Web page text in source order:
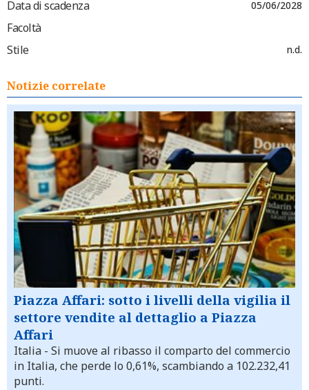
Data di scadenza 05/06/2028
Facoltà
Stile
n.d.
Notizie correlate
Piazza Affari: sotto i livelli della vigilia il
settore vendite al dettaglio a Piazza
Affari
Italia - Si muove al ribasso il comparto del commercio
in Italia, che perde lo 0,61%, scambiando a 102.232,41
punti.